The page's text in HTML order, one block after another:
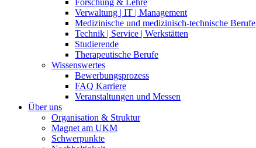
Forschung & Lehre
Verwaltung | IT | Management
Medizinische und medizinisch-technische Berufe
Technik | Service | Werkstätten
Studierende
Therapeutische Berufe
Wissenswertes
Bewerbungsprozess
FAQ Karriere
Veranstaltungen und Messen
Über uns
Organisation & Struktur
Magnet am UKM
Schwerpunkte